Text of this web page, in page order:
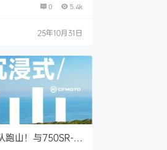
0 5.4k
25年10月31日
跑山！与750SR-S